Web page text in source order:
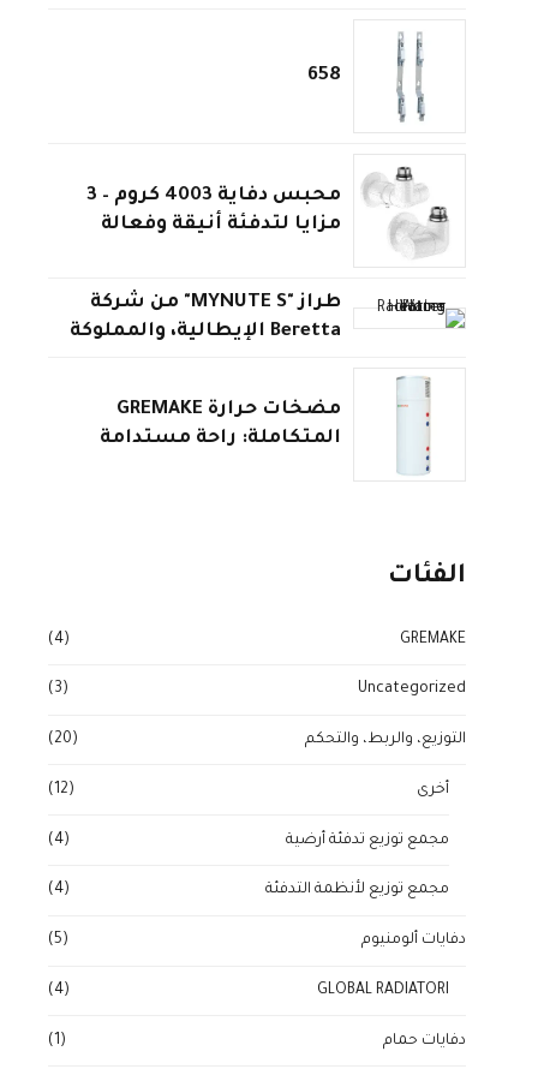
658
محبس دفاية 4003 كروم – 3
مزايا لتدفئة أنيقة وفعالة
طراز "MYNUTE S" من شركة
Beretta الإيطالية، والمملوكة
مضخات حرارة GREMAKE
المتكاملة: راحة مستدامة
الفئات
GREMAKE
(4)
Uncategorized
(3)
التوزيع، والربط، والتحكم (20)
أخرى (12)
مجمع توزيع تدفئة أرضية (4)
مجمع توزيع لأنظمة التدفئة (4)
دفايات ألومنيوم (5)
GLOBAL RADIATORI
(4)
دفايات حمام (1)